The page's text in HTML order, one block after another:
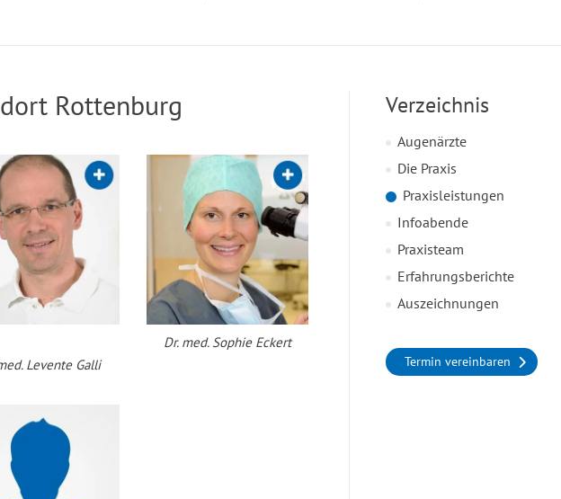
Rottenburg
Levente Galli
Dr. med. Sophie Eckert
Verzeichnis
Augenärzte
Die Praxis
Praxisleistungen
Infoabende
Praxisteam
Erfahrungsberichte
Auszeichnungen
Termin vereinbaren